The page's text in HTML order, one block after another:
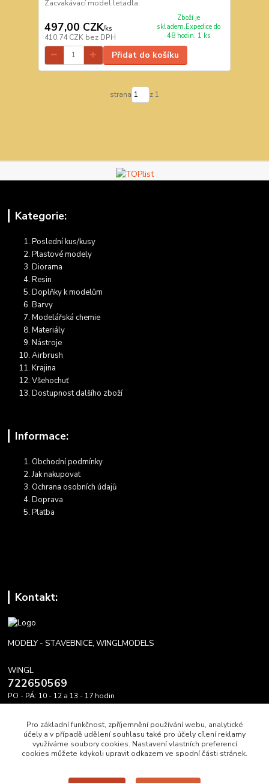
Zacvakávací model letadla.
497,00 CZK/ks
410,74 CZK bez DPH
Zboží je
skladem.Expedice do
48 hodin. 1 ks
Přidat do košíku
strana z 1
Kategorie:
Poslední kus/kusy
Plastové modely
Diorama
Resin
Doplňky k modelům
Barvy
Modelářská chemie
Materiály
Nástroje
Airbrush
Krajina
Všehochuť
Dostupnost dalšího zboží
Informace:
Obchodní podmínky
Jak nakupovat
Ochrana osobních údajů
Doprava
Platba
Kontakt:
MODELY - STAVEBNICE, WINGLMODELS
WINGL
722650569
PO - PÁ: 10 - 12 a 13 - 17 hodin
Pro základní funkčnost, zpříjemnění používání webu, analytické
účely a v případě udělení souhlasu také pro účely cílení reklamy
využíváme soubory cookies. Nastavení vlastních preferencí
cookies můžete kdykoli upravit odkazem ve spodní části stránek.